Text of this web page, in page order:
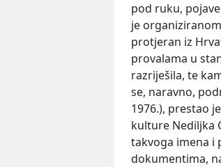
pod ruku,
je
protjeran iz
provalama u
razriješila, te
se, naravno,
1976.), prestao
kulture Nediljka
takvoga imena i
dokumentima,